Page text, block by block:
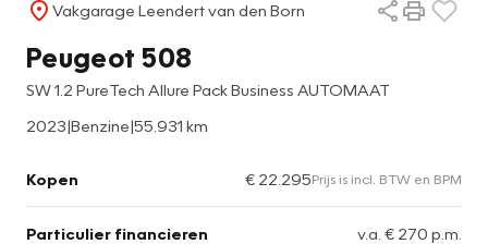
Vakgarage Leendert van den Born
Peugeot 508
SW 1.2 PureTech Allure Pack Business AUTOMAAT
2023|Benzine|55.931 km
Kopen € 22.295Prijs is incl. BTW en BPM
Particulier financieren v.a. € 270 p.m.